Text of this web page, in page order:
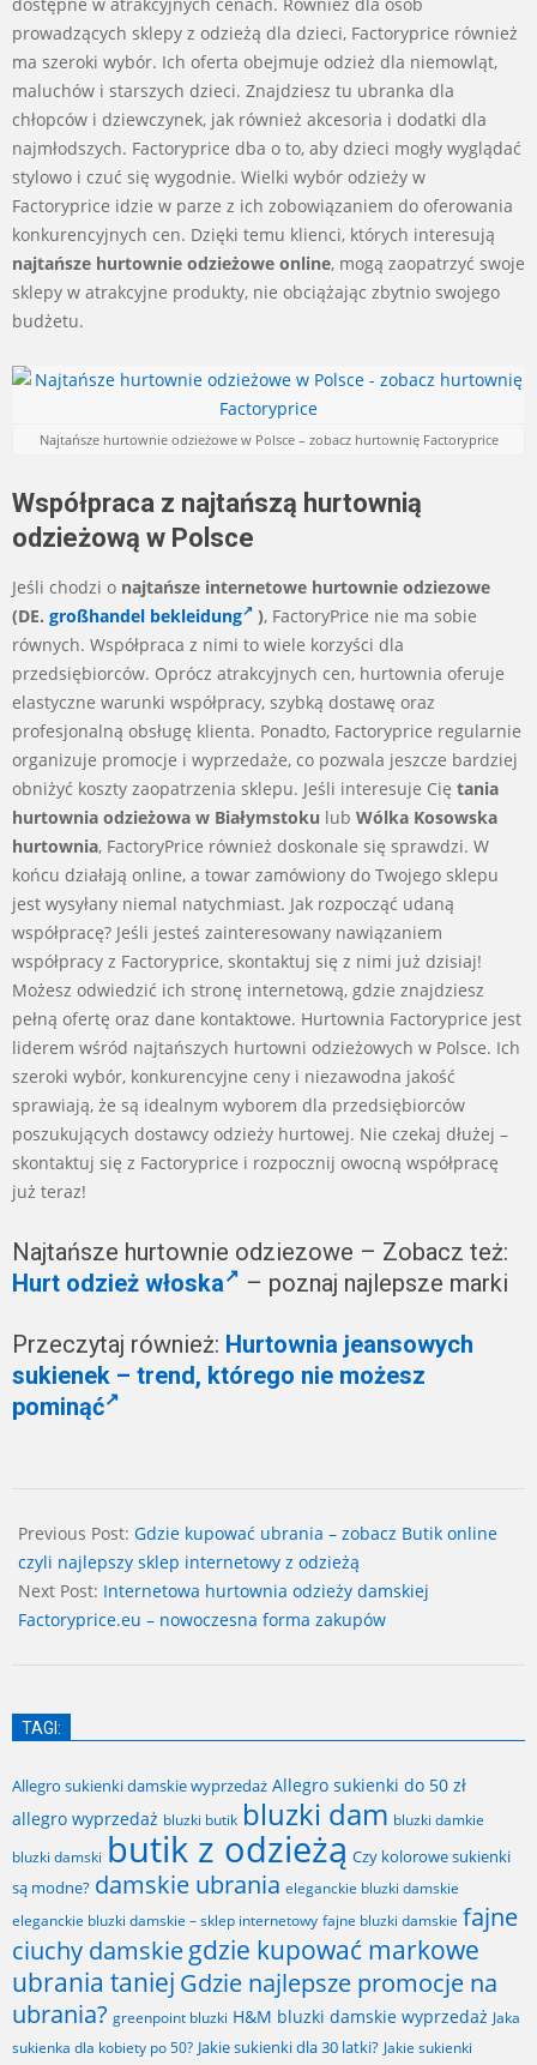
prowadzących sklepy z odzieżą dla dzieci, Factoryprice również
ma szeroki wybór. Ich oferta obejmuje odzież dla niemowląt,
maluchów i starszych dzieci. Znajdziesz tu ubranka dla
chłopców i dziewczynek, jak również akcesoria i dodatki dla
najmłodszych. Factoryprice dba o to, aby dzieci mogły wyglądać
stylowo i czuć się wygodnie. Wielki wybór odzieży w
Factoryprice idzie w parze z ich zobowiązaniem do oferowania
konkurencyjnych cen. Dzięki temu klienci, których interesują
najtańsze hurtownie odzieżowe online, mogą zaopatrzyć swoje
sklepy w atrakcyjne produkty, nie obciążając zbytnio swojego
budżetu.
Najtańsze hurtownie odzieżowe w Polsce – zobacz hurtownię Factoryprice
Współpraca z najtańszą hurtownią
odzieżową w Polsce
Jeśli chodzi o najtańsze internetowe hurtownie odziezowe
(DE. großhandel bekleidung ), FactoryPrice nie ma sobie
równych. Współpraca z nimi to wiele korzyści dla
przedsiębiorców. Oprócz atrakcyjnych cen, hurtownia oferuje
elastyczne warunki współpracy, szybką dostawę oraz
profesjonalną obsługę klienta. Ponadto, Factoryprice regularnie
organizuje promocje i wyprzedaże, co pozwala jeszcze bardziej
obniżyć koszty zaopatrzenia sklepu. Jeśli interesuje Cię tania
hurtownia odzieżowa w Białymstoku lub Wólka Kosowska
hurtownia, FactoryPrice również doskonale się sprawdzi. W
końcu działają online, a towar zamówiony do Twojego sklepu
jest wysyłany niemal natychmiast. Jak rozpocząć udaną
współpracę? Jeśli jesteś zainteresowany nawiązaniem
współpracy z Factoryprice, skontaktuj się z nimi już dzisiaj!
Możesz odwiedzić ich stronę internetową, gdzie znajdziesz
pełną ofertę oraz dane kontaktowe. Hurtownia Factoryprice jest
liderem wśród najtańszych hurtowni odzieżowych w Polsce. Ich
szeroki wybór, konkurencyjne ceny i niezawodna jakość
sprawiają, że są idealnym wyborem dla przedsiębiorców
poszukujących dostawcy odzieży hurtowej. Nie czekaj dłużej –
skontaktuj się z Factoryprice i rozpocznij owocną współpracę
już teraz!
Najtańsze hurtownie odziezowe – Zobacz też:
Hurt odzież włoska
– poznaj najlepsze marki
Przeczytaj również: Hurtownia jeansowych
sukienek – trend, którego nie możesz
pominąć
12-
21
Previous Post: Gdzie kupować ubrania – zobacz Butik online
czyli najlepszy sklep internetowy z odzieżą
Next Post: Internetowa hurtownia odzieży damskiej
Factoryprice.eu – nowoczesna forma zakupów
TAGI:
Allegro sukienki damskie wyprzedaż Allegro sukienki do 50 zł
allegro wyprzedaż bluzki butik bluzki dam bluzki damkie
bluzki damski butik z odzieżą Czy kolorowe sukienki
są modne? damskie ubrania eleganckie bluzki damskie
eleganckie bluzki damskie – sklep internetowy fajne bluzki damskie fajne
ciuchy damskiegdzie kupować markowe
ubrania taniej Gdzie najlepsze promocje na
ubrania? greenpoint bluzki H&M bluzki damskie wyprzedaż Jaka
sukienka dla kobiety po 50? Jakie sukienki dla 30 latki? Jakie sukienki